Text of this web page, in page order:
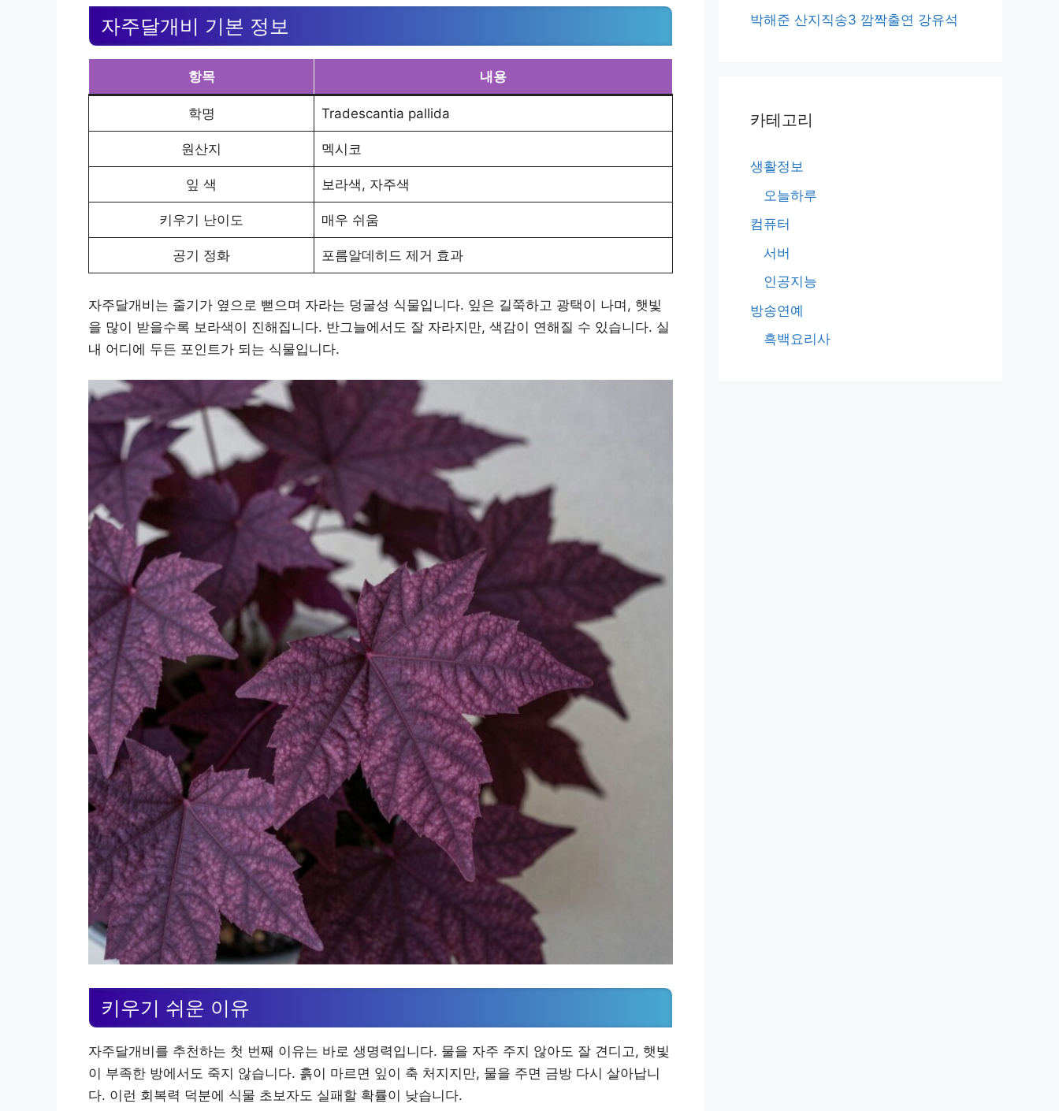
자주달개비 기본 정보
항목 내용
학명 Tradescantia pallida
원산지 멕시코
잎 색 보라색, 자주색
키우기 난이도 매우 쉬움
공기 정화 포름알데히드 제거 효과
자주달개비는 줄기가 옆으로 뻗으며 자라는 덩굴성 식물입니다. 잎은 길쭉하고 광택이 나며, 햇빛
을 많이 받을수록 보라색이 진해집니다. 반그늘에서도 잘 자라지만, 색감이 연해질 수 있습니다. 실
내 어디에 두든 포인트가 되는 식물입니다.
키우기 쉬운 이유
자주달개비를 추천하는 첫 번째 이유는 바로 생명력입니다. 물을 자주 주지 않아도 잘 견디고, 햇빛
이 부족한 방에서도 죽지 않습니다. 흙이 마르면 잎이 축 처지지만, 물을 주면 금방 다시 살아납니
다. 이런 회복력 덕분에 식물 초보자도 실패할 확률이 낮습니다.
박해준 산지직송3 깜짝출연 강유석
카테고리
생활정보
오늘하루
컴퓨터
서버
인공지능
방송연예
흑백요리사